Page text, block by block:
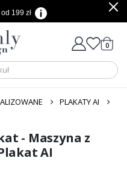
199 zł
Cart
0
PLAKATY AI
- Maszyna z
AI